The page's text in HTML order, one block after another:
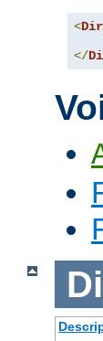
<
</